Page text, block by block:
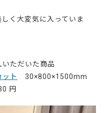
く大変気に入っていま
ただいた商品
ト
30×800×1500mm
円